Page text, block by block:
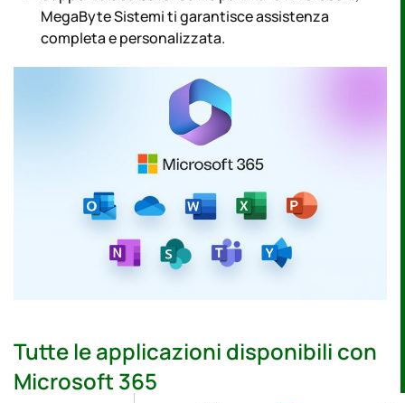
MegaByte Sistemi ti garantisce assistenza
completa e personalizzata.
Tutte le applicazioni disponibili con
Microsoft 365